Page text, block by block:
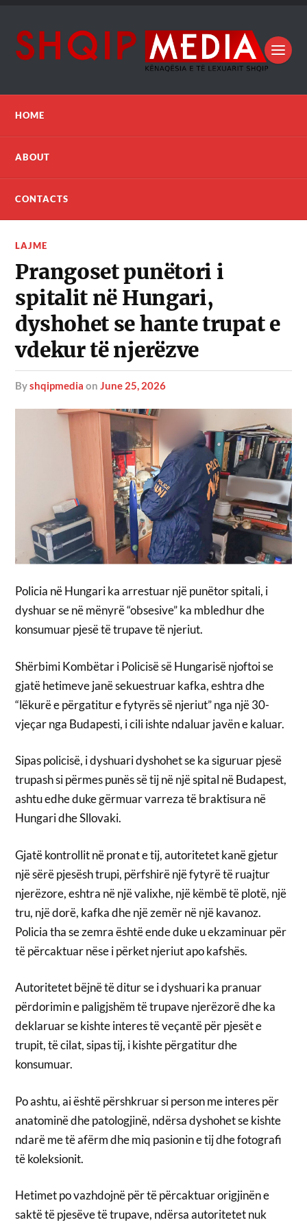
HOME
ABOUT
CONTACTS
LAJME
Prangoset punëtori i
spitalit në Hungari,
dyshohet se hante trupat e
vdekur të njerëzve
byshqipmedia onJune 25, 2026
Policia në Hungari ka arrestuar një punëtor spitali, i
dyshuar se në mënyrë “obsesive” ka mbledhur dhe
konsumuar pjesë të trupave të njeriut.
Shërbimi Kombëtar i Policisë së Hungarisë njoftoi se
gjatë hetimeve janë sekuestruar kafka, eshtra dhe
“lëkurë e përgatitur e fytyrës së njeriut” nga një 30-
vjeçar nga Budapesti, i cili ishte ndaluar javën e kaluar.
Sipas policisë, i dyshuari dyshohet se ka siguruar pjesë
trupash si përmes punës së tij në një spital në Budapest,
ashtu edhe duke gërmuar varreza të braktisura në
Hungari dhe Sllovaki.
Gjatë kontrollit në pronat e tij, autoritetet kanë gjetur
një sërë pjesësh trupi, përfshirë një fytyrë të ruajtur
njerëzore, eshtra në një valixhe, një këmbë të plotë, një
tru, një dorë, kafka dhe një zemër në një kavanoz.
Policia tha se zemra është ende duke u ekzaminuar për
të përcaktuar nëse i përket njeriut apo kafshës.
Autoritetet bëjnë të ditur se i dyshuari ka pranuar
përdorimin e paligjshëm të trupave njerëzorë dhe ka
deklaruar se kishte interes të veçantë për pjesët e
trupit, të cilat, sipas tij, i kishte përgatitur dhe
konsumuar.
Po ashtu, ai është përshkruar si person me interes për
anatominë dhe patologjinë, ndërsa dyshohet se kishte
ndarë me të afërm dhe miq pasionin e tij dhe fotografi
të koleksionit.
Hetimet po vazhdojnë për të përcaktuar origjinën e
saktë të pjesëve të trupave, ndërsa autoritetet nuk